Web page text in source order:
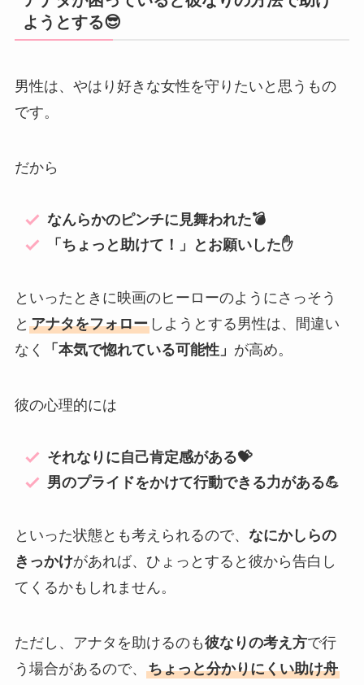
ようとする😎
男性は、やはり好きな女性を守りたいと思うもの
です。
だから
なんらかのピンチに見舞われた💣
「ちょっと助けて！」とお願いした✋
といったときに映画のヒーローのようにさっそう
と アナタをフォローしようとする男性は、間違い
なく
「本気で惚れている可能性」 が高め。
彼の心理的には
それなりに自己肯定感がある💝
男のプライドをかけて行動できる力がある💪
といった状態とも考えられるので、 なにかしらの
きっかけがあれば、ひょっとすると彼から告白し
てくるかもしれません。
ただし、アナタを助けるのも彼なりの考え方で行
う場合があるので、 ちょっと分かりにくい助け舟